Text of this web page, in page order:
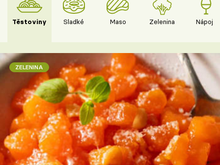
Těstoviny Sladké Maso Zelenina Nápoje
ZELENINA